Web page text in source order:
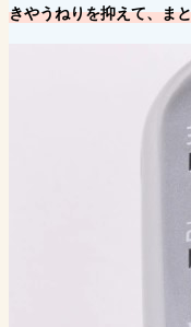
きやうねりを抑えて、ま